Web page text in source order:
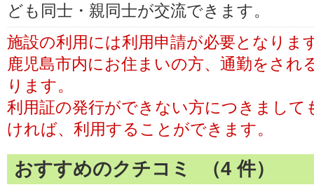
ども同士・親同士が交流できます。
施設の利用には利用申請が必要となりま
鹿児島市内にお住まいの方、通勤をされ
ります。
利用証の発行ができない方につきまして
ければ、利用することができます。
おすすめのクチコミ （4 件）